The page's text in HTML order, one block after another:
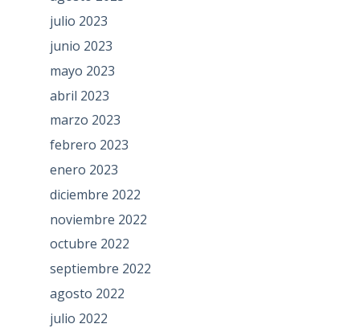
julio 2023
junio 2023
mayo 2023
abril 2023
marzo 2023
febrero 2023
enero 2023
diciembre 2022
noviembre 2022
octubre 2022
septiembre 2022
agosto 2022
julio 2022